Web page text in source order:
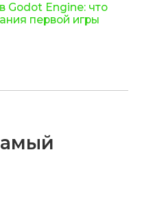
Godot Engine: что
первой игры